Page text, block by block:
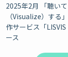
2025年2月 「聴い
（Visualize）する
作サービス「
ース